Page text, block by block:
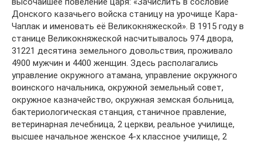
Донского казачьего войска станицу на урочище Кара-
Чаплак и именовать её Великокняжеской». В 1915 году в
станице Великокняжеской насчитывалось 974 двора,
31221 десятина земельного довольствия, проживало
4900 мужчин и 4400 женщин. Здесь располагались
управление окружного атамана, управление окружного
воинского начальника, окружной земельный совет,
окружное казначейство, окружная земская больница,
бактериологическая станция, станичное правление,
ветеринарная лечебница, 2 церкви, реальное училище,
высшее начальное женское 4-х классное училище, 2